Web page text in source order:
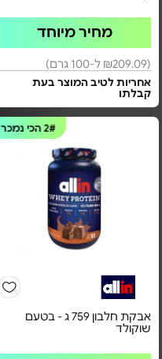
מחיר מיוחד
(₪209.09 ל-100 גרם)
אחריות לטיב המוצר בעת
קבלתו
2#הכי נמכר
אבקת חלבון 759 ג - בטעם
שוקולד